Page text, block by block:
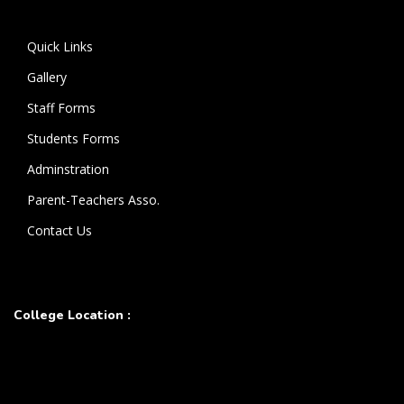
Quick Links
Gallery
Staff Forms
Students Forms
Adminstration
Parent-Teachers Asso.
Contact Us
College Location :